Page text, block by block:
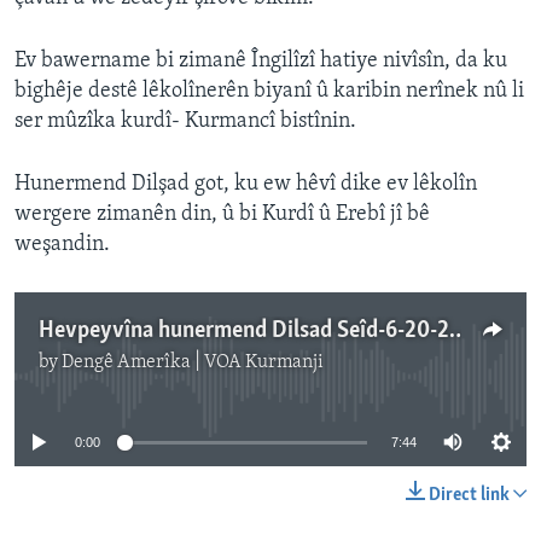
Ev bawername bi zimanê Îngilîzî hatiye nivîsîn, da ku
bighêje destê lêkolînerên biyanî û karibin nerînek nû li
ser mûzîka kurdî- Kurmancî bistînin.
Hunermend Dilşad got, ku ew hêvî dike ev lêkolîn
wergere zimanên din, û bi Kurdî û Erebî jî bê
weşandin.
Hevpeyvîna hunermend Dilsad Seîd-6-20-2018-LA
byDengê Amerîka | VOA Kurmanji
No media source currently available
0:00 7:44
Direct link